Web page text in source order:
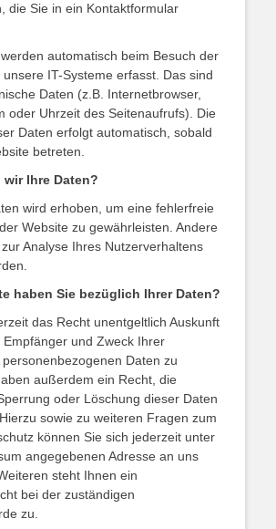
die Sie in ein Kontaktformular
automatisch beim Besuch der
IT-Systeme erfasst. Das sind
Daten (z.B. Internetbrowser,
oder Uhrzeit des Seitenaufrufs). Die
Daten erfolgt automatisch, sobald
betreten.
Ihre Daten?
wird erhoben, um eine fehlerfreie
Website zu gewährleisten. Andere
Analyse Ihres Nutzerverhaltens
haben Sie bezüglich Ihrer Daten?
das Recht unentgeltlich Auskunft
Empfänger und Zweck Ihrer
Daten zu
außerdem ein Recht, die
oder Löschung dieser Daten
sowie zu weiteren Fragen zum
können Sie sich jederzeit unter
angegebenen Adresse an uns
steht Ihnen ein
bei der zuständigen
zu.